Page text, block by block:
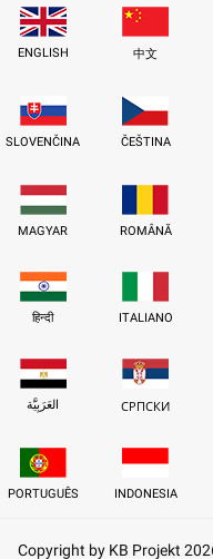
ENGLISH 中文
SLOVENČINA ČEŠTINA
MAGYAR ROMÂNĂ
हिन्दी ITALIANO
العَرَبِيَّة СРПСКИ
PORTUGUÊS INDONESIA
Copyright by KB Projekt